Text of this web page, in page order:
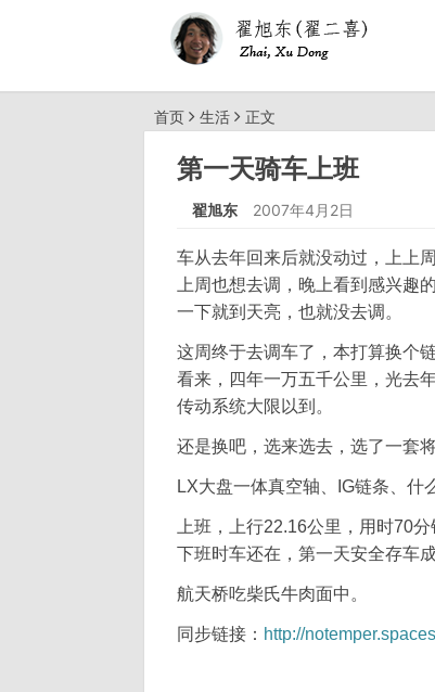
首页 生活 正文
第一天骑车上班
翟旭东 2007年4月2日
车从去年回来后就没动过，上上
上周也想去调，晚上看到感兴趣
一下就到天亮，也就没去调。
这周终于去调车了，本打算换个
看来，四年一万五千公里，光去
传动系统大限以到。
还是换吧，选来选去，选了一套
LX大盘一体真空轴、IG链条、什
上班，上行22.16公里，用时70
下班时车还在，第一天安全存车成
航天桥吃柴氏牛肉面中。
同步链接： http://